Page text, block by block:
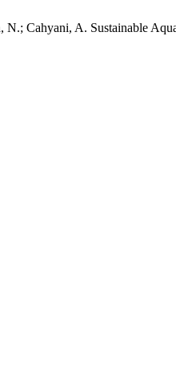
N.; Cahyani, A. Sustainable